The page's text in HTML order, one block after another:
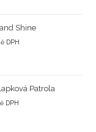
Shine
DPH
Patrola
DPH